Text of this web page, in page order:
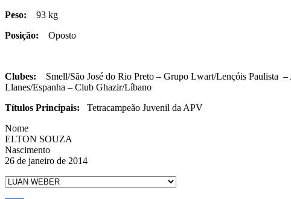
Peso: 93 kg
Posição: Oposto
Clubes: Smell/São José do Rio Preto – Grupo Lwart/Lençóis Paulista –
Llanes/Espanha – Club Ghazir/Líbano
Títulos Principais: Tetracampeão Juvenil da APV
Nome
ELTON SOUZA
Nascimento
26 de janeiro de 2014